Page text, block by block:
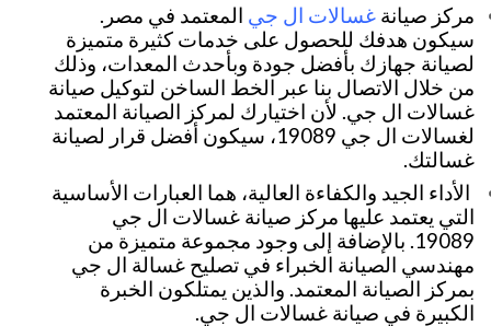
مركز صيانة غسالات ال جي المعتمد في مصر.
سيكون هدفك للحصول على خدمات كثيرة متميزة
لصيانة جهازك بأفضل جودة وبأحدث المعدات، وذلك
من خلال الاتصال بنا عبر الخط الساخن لتوكيل صيانة
غسالات ال جي. لأن اختيارك لمركز الصيانة المعتمد
لغسالات ال جي 19089، سيكون أفضل قرار لصيانة
غسالتك.
الأداء الجيد والكفاءة العالية، هما العبارات الأساسية
التي يعتمد عليها مركز صيانة غسالات ال جي
19089. بالإضافة إلى وجود مجموعة متميزة من
مهندسي الصيانة الخبراء في تصليح غسالة ال جي
بمركز الصيانة المعتمد. والذين يمتلكون الخبرة
الكبيرة في صيانة غسالات ال جي.